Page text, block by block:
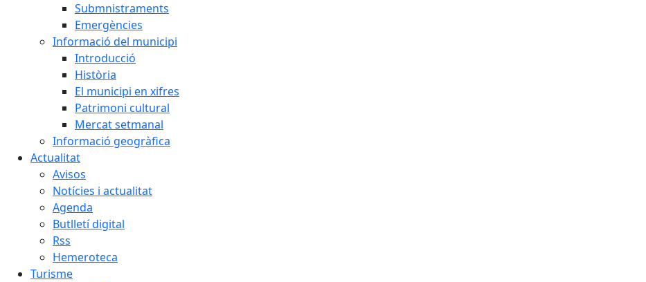
Submnistraments
Emergències
Informació del municipi
Introducció
Història
El municipi en xifres
Patrimoni cultural
Mercat setmanal
Informació geogràfica
Actualitat
Avisos
Notícies i actualitat
Agenda
Butlletí digital
Rss
Hemeroteca
Turisme